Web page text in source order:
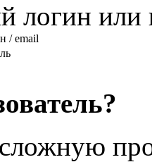
логин или
/ email